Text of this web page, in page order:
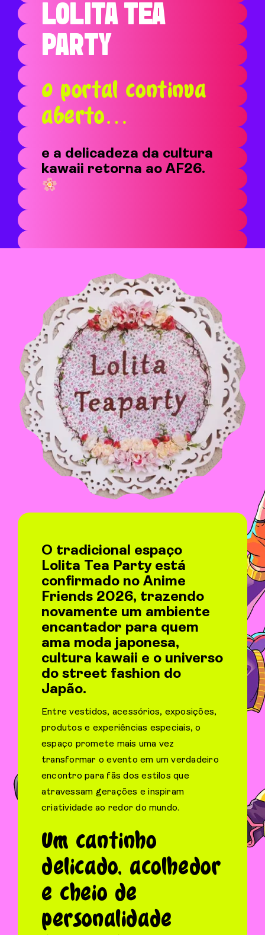
LOLITA TEA
PARTY
O portal continua
aberto…
e a delicadeza da cultura
kawaii retorna ao AF26.
O tradicional espaço
Lolita Tea Party está
confirmado no Anime
Friends 2026, trazendo
novamente um ambiente
encantador para quem
ama moda japonesa,
cultura kawaii e o universo
do street fashion do
Japão.
Entre vestidos, acessórios, exposições,
produtos e experiências especiais, o
espaço promete mais uma vez
transformar o evento em um verdadeiro
encontro para fãs dos estilos que
atravessam gerações e inspiram
criatividade ao redor do mundo.
Um cantinho
delicado, acolhedor
e cheio de
personalidade